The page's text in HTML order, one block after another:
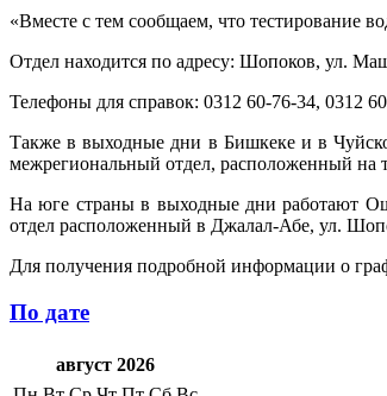
«Вместе с тем сообщаем, что тестирование
Отдел находится по адресу: Шопоков, ул.
Телефоны для справок: 0312 60-76-34, 0312
Также в выходные дни в Бишкеке и в
межрегиональный отдел, расположенный на
На юге страны в выходные дни работают
отдел расположенный в Джалал-Абе, ул.
Для получения подробной информации о
По дате
август 2026